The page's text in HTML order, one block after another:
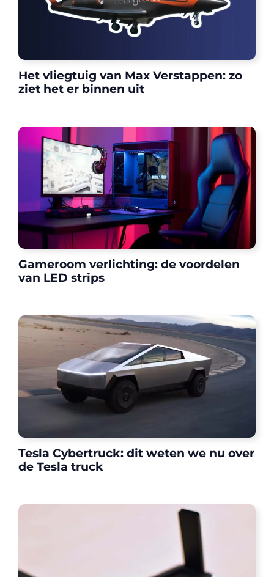
Het vliegtuig van Max Verstappen: zo
ziet het er binnen uit
Gameroom verlichting: de voordelen
van LED strips
Tesla Cybertruck: dit weten we nu over
de Tesla truck